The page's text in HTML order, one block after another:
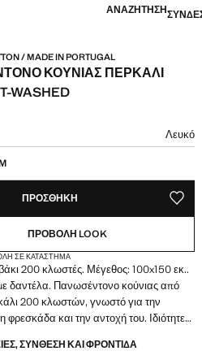
ΑΝΑΖΉΤΗΣΗ
/ MADE IN PORTUGAL
ΚΟΎΝΙΑΣ ΠΕΡΚΆΛΙ
WASHED
[29,99 € ]
Λευκό
ΠΡΟΣΘΉΚΗ
ΠΡΟΒΟΛΉ LOOK
ΣΕ ΚΑΤΆΣΤΗΜΑ
200 κλωστές. Μέγεθος: 100x150 εκ..
δαντέλα. Πανωσέντονο κούνιας από
200 κλωστών, γνωστό για την
φρεσκάδα και την αντοχή του. Ιδιότητες
με τα προϊόντα της συλλογής
ΣΎΝΘΕΣΗ ΚΑΙ ΦΡΟΝΤΊΔΑ